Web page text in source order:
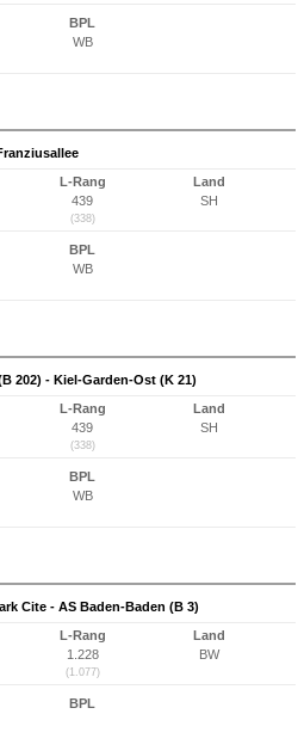
BPL
WB
L-Rang
439
(338)
Land
SH
BPL
WB
202) - Kiel-Garden-Ost (K 21)
L-Rang
439
(338)
Land
SH
BPL
WB
Cite - AS Baden-Baden (B 3)
L-Rang
1.228
(1.077)
Land
BW
BPL